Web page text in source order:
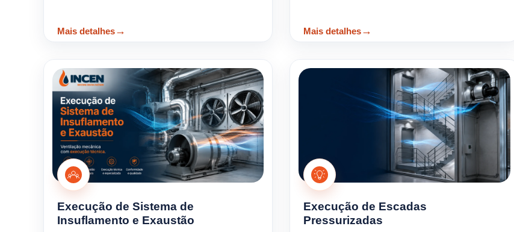
Mais detalhes Mais detalhes
Execução de Sistema de
Insuflamento e Exaustão
Execução de Escadas
Pressurizadas